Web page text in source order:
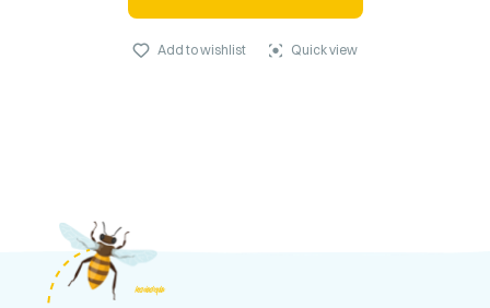
Add to wishlist Quick view
kosnicashop.ba